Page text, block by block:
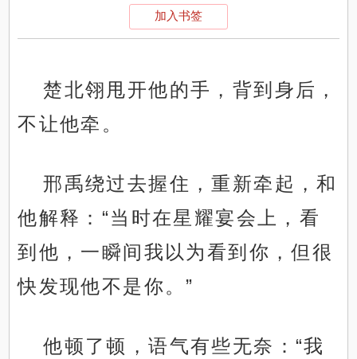
加入书签
楚北翎甩开他的手，背到身后，
不让他牵。
邢禹绕过去握住，重新牵起，和
他解释：“当时在星耀宴会上，看
到他，一瞬间我以为看到你，但很
快发现他不是你。”
他顿了顿，语气有些无奈：“我